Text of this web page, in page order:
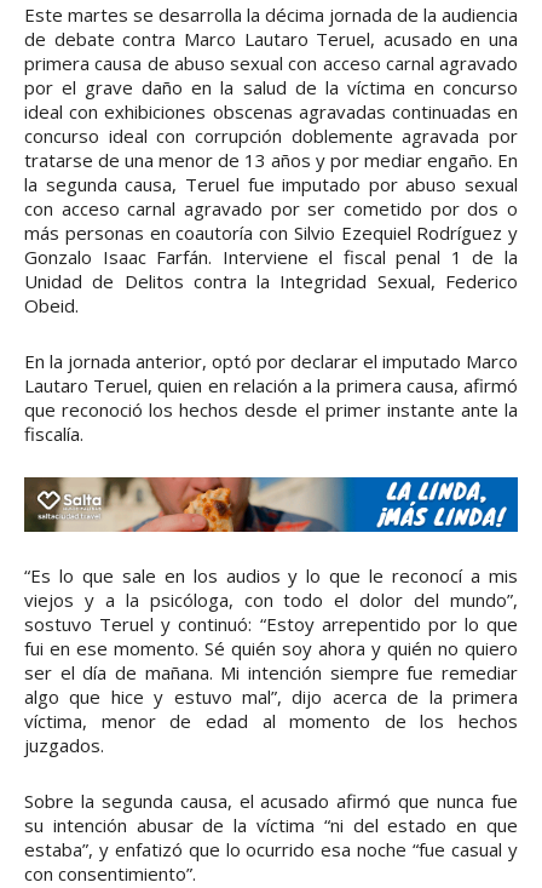
Este martes se desarrolla la décima jornada de la audiencia
de debate contra Marco Lautaro Teruel, acusado en una
primera causa de abuso sexual con acceso carnal agravado
por el grave daño en la salud de la víctima en concurso
ideal con exhibiciones obscenas agravadas continuadas en
concurso ideal con corrupción doblemente agravada por
tratarse de una menor de 13 años y por mediar engaño. En
la segunda causa, Teruel fue imputado por abuso sexual
con acceso carnal agravado por ser cometido por dos o
más personas en coautoría con Silvio Ezequiel Rodríguez y
Gonzalo Isaac Farfán. Interviene el fiscal penal 1 de la
Unidad de Delitos contra la Integridad Sexual, Federico
Obeid.
En la jornada anterior, optó por declarar el imputado Marco
Lautaro Teruel, quien en relación a la primera causa, afirmó
que reconoció los hechos desde el primer instante ante la
fiscalía.
“Es lo que sale en los audios y lo que le reconocí a mis
viejos y a la psicóloga, con todo el dolor del mundo”,
sostuvo Teruel y continuó: “Estoy arrepentido por lo que
fui en ese momento. Sé quién soy ahora y quién no quiero
ser el día de mañana. Mi intención siempre fue remediar
algo que hice y estuvo mal”, dijo acerca de la primera
víctima, menor de edad al momento de los hechos
juzgados.
Sobre la segunda causa, el acusado afirmó que nunca fue
su intención abusar de la víctima “ni del estado en que
estaba”, y enfatizó que lo ocurrido esa noche “fue casual y
con consentimiento”.